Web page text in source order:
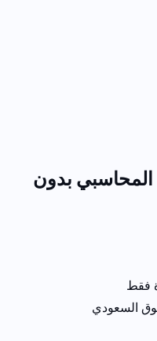
بدون
فقط
السعودي